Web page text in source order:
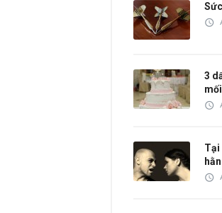
access_time
3
access_time
Tại
access_time